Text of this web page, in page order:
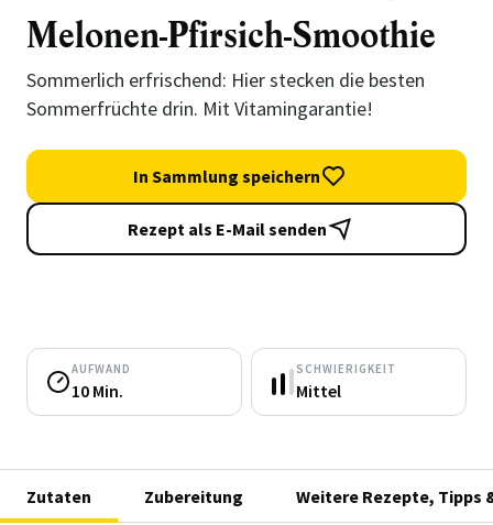
Melonen-Pfirsich-Smoothie
Sommerlich erfrischend: Hier stecken die besten
Sommerfrüchte drin. Mit Vitamingarantie!
In Sammlung speichern
Rezept als E-Mail senden
AUFWAND
10 Min.
SCHWIERIGKEIT
Mittel
Zutaten Zubereitung Weitere Rezepte, Tipps